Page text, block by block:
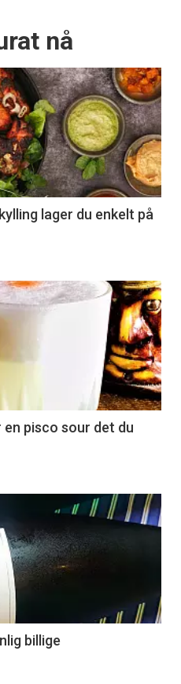
nå
lager du enkelt på
en pisco sour det du
billige